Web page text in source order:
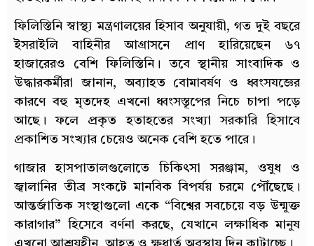
ফিলিস্তিনি স্বাস্থ্য মন্ত্রণালয়ের হিসাব অনুযায়ী, গত দুই বছরে
ইসরাইলি বাহিনীর আগ্রাসনে প্রাণ হারিয়েছেন ৬৭
হাজারেরও বেশি ফিলিস্তিনি। তবে স্থানীয় সাংবাদিক ও
উদ্ধারকর্মীরা জানান, অব্যাহত বোমাবর্ষণ ও ধ্বংসযজ্ঞের
কারণে বহু মৃতদেহ এখনো ধ্বংসস্তূপের নিচে চাপা পড়ে
আছে। ফলে প্রকৃত হতাহতের সংখ্যা সরকারি হিসাবে
প্রকাশিত সংখ্যার চেয়েও অনেক বেশি হতে পারে।
গাজার হাসপাতালগুলোতে চিকিৎসা সরঞ্জাম, ওষুধ ও
জ্বালানির তীব্র সংকটে মানবিক বিপর্যয় চরমে পৌঁছেছে।
আন্তর্জাতিক সংস্থাগুলো একে “বিশ্বের সবচেয়ে বড় উন্মুক্ত
কারাগার” হিসেবে বর্ণনা করছে, যেখানে লক্ষাধিক মানুষ